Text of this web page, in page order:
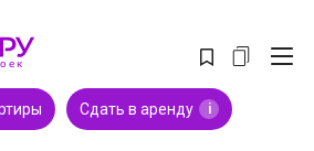
Сдать в аренду i